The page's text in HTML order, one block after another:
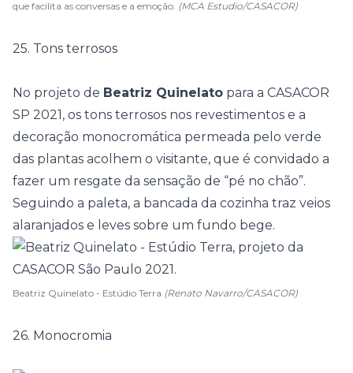
que facilita as conversas e a emoção. (MCA Estudio/CASACOR)
25. Tons terrosos
No projeto de Beatriz Quinelato para a CASACOR
SP 2021, os tons terrosos nos revestimentos e a
decoração monocromática permeada pelo verde
das plantas acolhem o visitante, que é convidado a
fazer um resgate da sensação de “pé no chão”.
Seguindo a paleta, a bancada da cozinha traz veios
alaranjados e leves sobre um fundo bege.
Beatriz Quinelato - Estúdio Terra (Renato Navarro/CASACOR)
26. Monocromia